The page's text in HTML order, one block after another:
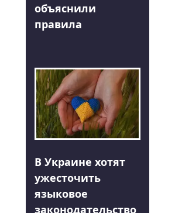
объяснили
правила
В Украине хотят
ужесточить
языковое
законодательство